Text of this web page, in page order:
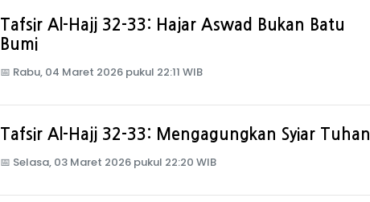
Tafsir Al-Hajj 32-33: Hajar Aswad Bukan Batu
Bumi
📅 Rabu, 04 Maret 2026 pukul 22:11 WIB
Tafsir Al-Hajj 32-33: Mengagungkan Syiar Tuhan
📅 Selasa, 03 Maret 2026 pukul 22:20 WIB